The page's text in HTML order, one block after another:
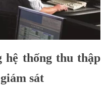
thống thu thập
sát